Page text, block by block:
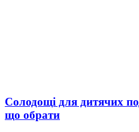
Солодощі для дитячих
що обрати